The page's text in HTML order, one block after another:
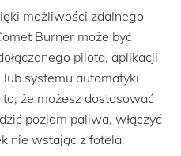
możliwości zdalnego
Burner może być
pilota, aplikacji
systemu automatyki
że możesz dostosować
poziom paliwa, włączyć
nie wstając z fotela.